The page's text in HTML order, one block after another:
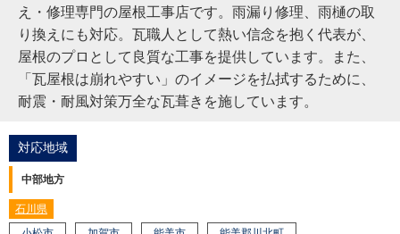
え・修理専門の屋根工事店です。雨漏り修理、雨樋の取
り換えにも対応。瓦職人として熱い信念を抱く代表が、
屋根のプロとして良質な工事を提供しています。また、
「瓦屋根は崩れやすい」のイメージを払拭するために、
耐震・耐風対策万全な瓦葺きを施しています。
対応地域
中部地方
石川県